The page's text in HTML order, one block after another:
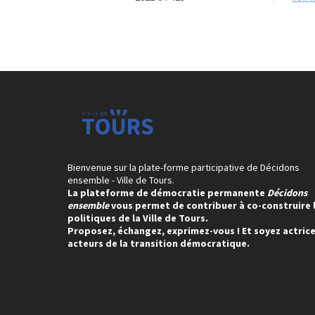
Bienvenue sur la plate-forme participative de Décidons
ensemble - Ville de Tours.
La plateforme de démocratie permanente Décidons
ensemblevous permet de contribuer à co-construire
politiques de la Ville de Tours.
Proposez, échangez, exprimez-vous ! Et soyez
acteurs de la transition démocratique.